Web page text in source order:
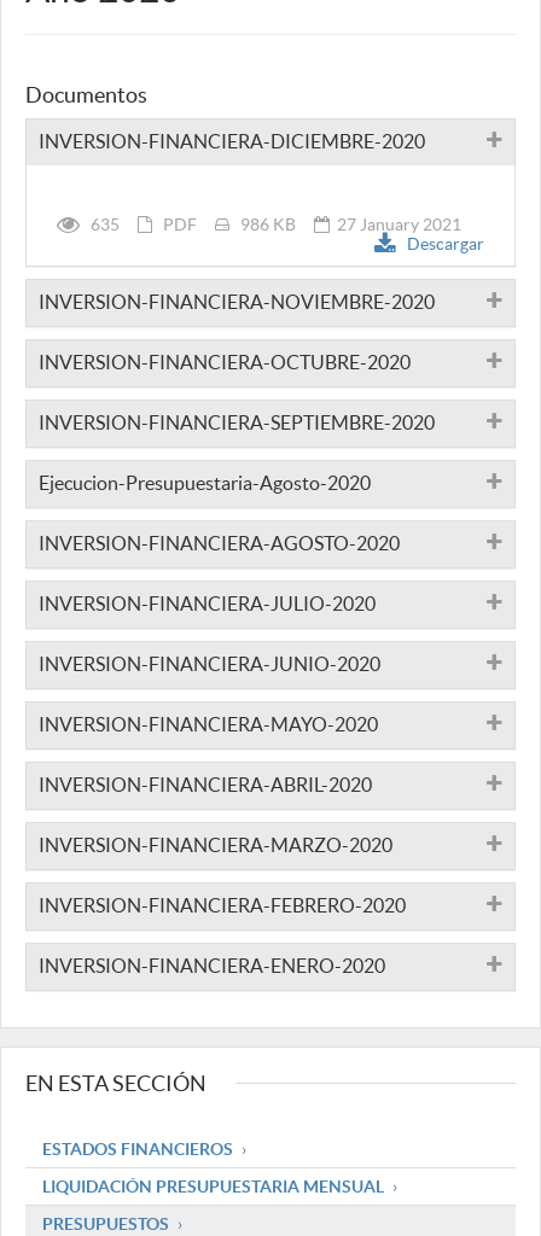
Documentos
INVERSION-FINANCIERA-DICIEMBRE-2020
635 PDF 986 KB
27 January 2021
Descargar
INVERSION-FINANCIERA-NOVIEMBRE-2020
INVERSION-FINANCIERA-OCTUBRE-2020
INVERSION-FINANCIERA-SEPTIEMBRE-2020
Ejecucion-Presupuestaria-Agosto-2020
INVERSION-FINANCIERA-AGOSTO-2020
INVERSION-FINANCIERA-JULIO-2020
INVERSION-FINANCIERA-JUNIO-2020
INVERSION-FINANCIERA-MAYO-2020
INVERSION-FINANCIERA-ABRIL-2020
INVERSION-FINANCIERA-MARZO-2020
INVERSION-FINANCIERA-FEBRERO-2020
INVERSION-FINANCIERA-ENERO-2020
EN ESTA SECCIÓN
ESTADOS FINANCIEROS
LIQUIDACIÓN PRESUPUESTARIA MENSUAL
PRESUPUESTOS